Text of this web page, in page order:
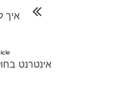
איך
אינטרנט